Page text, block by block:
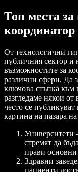
Топ места
координатор
От технологични
публичния сектор и
възможностите за
различни сфери. Да
ключова стъпка към
разгледаме някои
често се
картина на пазара
стремят да
прави основни
Здравни
пациенти